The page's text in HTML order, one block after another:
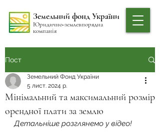
Земельний фонд України
Юридично-землевпорядна
компанія
Пост
Мінімальний та максимальний розмір
орендної плати за землю
Земельний Фонд України
5 лист. 2024 р.
Детальніше розглянемо у відео!